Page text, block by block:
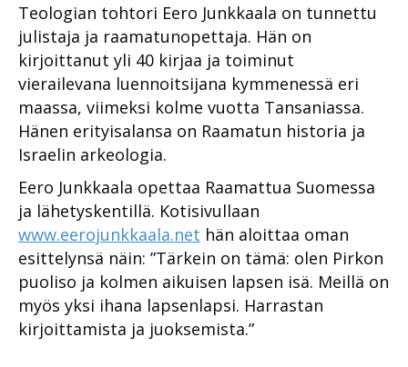
Teologian tohtori Eero Junkkaala on tunnettu
julistaja ja raamatunopettaja. Hän on
kirjoittanut yli 40 kirjaa ja toiminut
vierailevana luennoitsijana kymmenessä eri
maassa, viimeksi kolme vuotta Tansaniassa.
Hänen erityisalansa on Raamatun historia ja
Israelin arkeologia.
Eero Junkkaala opettaa Raamattua Suomessa
ja lähetyskentillä. Kotisivullaan
www.eerojunkkaala.net hän aloittaa oman
esittelynsä näin: ”Tärkein on tämä: olen Pirkon
puoliso ja kolmen aikuisen lapsen isä. Meillä on
myös yksi ihana lapsenlapsi. Harrastan
kirjoittamista ja juoksemista.”